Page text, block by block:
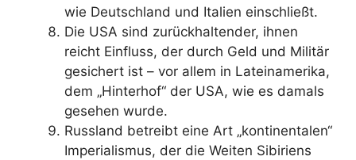
wie Deutschland und Italien einschließt.
Die USA sind zurückhaltender, ihnen
reicht Einfluss, der durch Geld und Militär
gesichert ist – vor allem in Lateinamerika,
dem „Hinterhof“ der USA, wie es damals
gesehen wurde.
Russland betreibt eine Art „kontinentalen“
Imperialismus, der die Weiten Sibiriens